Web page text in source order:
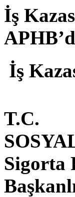
İş
İş
T.C.
Sigorta